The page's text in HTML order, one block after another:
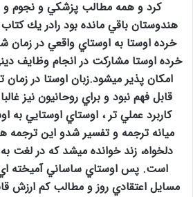
كرد و همه مطالب پزشكي و نجوم و
هندوستان باقي مانده بود رادر يك
خرده اوستا به اوستاي واقعي در زمان
خرده اوستا مشاركت در انجام وظايف
امكان پذير ميشود.زبان اوستا در
قابل فهم نبود و براي روحانيون نيز
كاربرد عملي تر ، اوستاي اوستايي به
ميانه ترجمه و تفسير شدو اين ترجمه
دلخواه، زند خوانده ميشد كه در لغت
است. پس اوستاي ساساني آميخته
مسايل اعتقادي روز و مطالب كم ارزش